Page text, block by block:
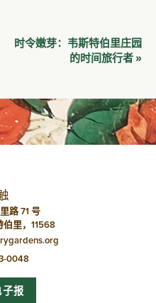
时令嫩芽：韦斯特伯里庄园
的时间旅行者 »
路 71 号
里，11568
0048
报